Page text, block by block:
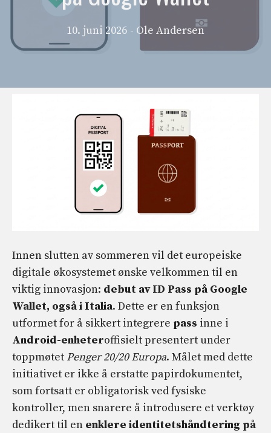
10. juni 2026 - Ole Andersen
Innen slutten av sommeren vil det europeiske
digitale økosystemet ønske velkommen til en
viktig innovasjon: debut av ID Pass på Google
Wallet, også i Italia. Dette er en funksjon
utformet for å sikkert integrere pass inne i
Android-enheteroffisielt presentert under
toppmøtet Penger 20/20 Europa. Målet med dette
initiativet er ikke å erstatte papirdokumentet,
som fortsatt er obligatorisk ved fysiske
kontroller, men snarere å introdusere et verktøy
dedikert til en enklere identitetshåndtering på